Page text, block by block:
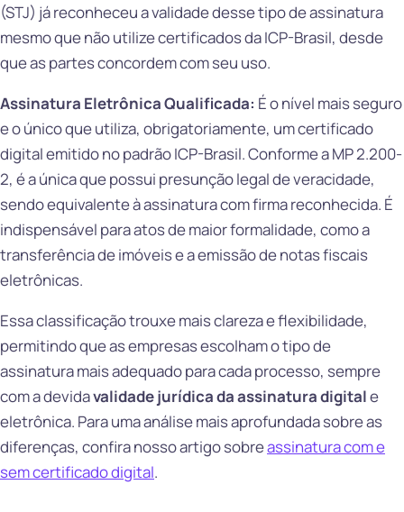
(STJ) já reconheceu a validade desse tipo de assinatura
mesmo que não utilize certificados da ICP-Brasil, desde
que as partes concordem com seu uso.
Assinatura Eletrônica Qualificada: É o nível mais seguro
e o único que utiliza, obrigatoriamente, um certificado
digital emitido no padrão ICP-Brasil. Conforme a MP 2.200-
2, é a única que possui presunção legal de veracidade,
sendo equivalente à assinatura com firma reconhecida. É
indispensável para atos de maior formalidade, como a
transferência de imóveis e a emissão de notas fiscais
eletrônicas.
Essa classificação trouxe mais clareza e flexibilidade,
permitindo que as empresas escolham o tipo de
assinatura mais adequado para cada processo, sempre
com a devidavalidade jurídica da assinatura digitale
eletrônica. Para uma análise mais aprofundada sobre as
diferenças, confira nosso artigo sobreassinatura com e
sem certificado digital.